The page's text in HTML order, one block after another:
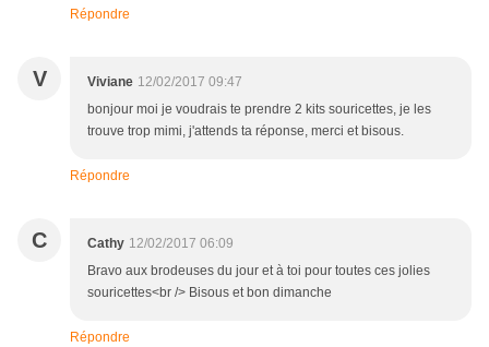
Répondre
V Viviane 12/02/2017 09:47
bonjour moi je voudrais te prendre 2 kits souricettes, je les
trouve trop mimi, j'attends ta réponse, merci et bisous.
Répondre
C Cathy 12/02/2017 06:09
Bravo aux brodeuses du jour et à toi pour toutes ces jolies
souricettes<br /> Bisous et bon dimanche
Répondre